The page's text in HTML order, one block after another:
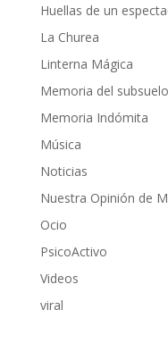
Huellas de un
La Churea
Linterna Mágica
Memoria del subsuelo
Memoria Indómita
Música
Noticias
Nuestra Opinión de
Ocio
PsicoActivo
Videos
viral